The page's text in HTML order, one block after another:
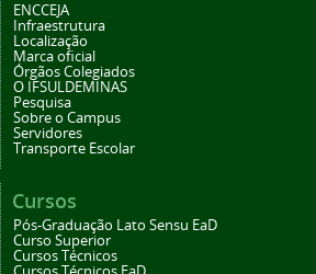
ENCCEJA
Infraestrutura
Localização
Marca oficial
Órgãos Colegiados
O IFSULDEMINAS
Pesquisa
Sobre o Campus
Servidores
Transporte Escolar
Cursos
Pós-Graduação Lato Sensu EaD
Curso Superior
Cursos Técnicos